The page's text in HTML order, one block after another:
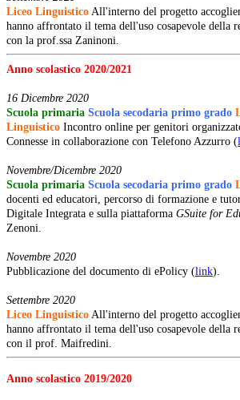
Liceo Linguistico All'interno del progetto
hanno affrontato il tema dell'uso cosapevole della
con la prof.ssa Zaninoni.
Anno scolastico 2020/2021
16 Dicembre 2020
Scuola primaria Scuola secodaria primo grado
Linguistico Incontro online per genitori
Connesse in collaborazione con Telefono Azzurro (
Novembre/Dicembre 2020
Scuola primaria Scuola secodaria primo grado
docenti ed educatori, percorso di formazione e
Digitale Integrata e sulla piattaforma GSuite for
Zenoni.
Novembre 2020
Pubblicazione del documento di ePolicy (link).
Settembre 2020
Liceo Linguistico All'interno del progetto
hanno affrontato il tema dell'uso cosapevole della
con il prof. Maifredini.
Anno scolastico 2019/2020